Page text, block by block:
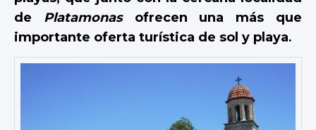
de Platamonasofrecen una más que
importante oferta turística de sol y playa.